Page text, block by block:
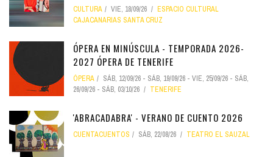
CULTURA VIE, 18/09/26
ESPACIO CULTURAL
CAJACANARIAS SANTA CRUZ
ÓPERA EN MINÚSCULA - TEMPORADA 2026-
2027 ÓPERA DE TENERIFE
ÓPERA SÁB, 12/09/26 - SÁB, 19/09/26 - VIE, 25/09/26 - SÁB,
26/09/26 - SÁB, 03/10/26 TENERIFE
'ABRACADABRA' - VERANO DE CUENTO 2026
CUENTACUENTOS SÁB, 22/08/26 TEATRO EL SAUZAL